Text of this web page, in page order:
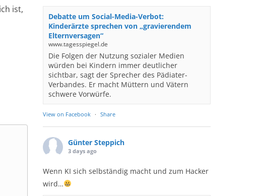
ist,
Debatte um Social-Media-Verbot:
Kinderärzte sprechen von „gravierendem
Elternversagen“
www.tagesspiegel.de
Die Folgen der Nutzung sozialer Medien
würden bei Kindern immer deutlicher
sichtbar, sagt der Sprecher des Pädiater-
Verbandes. Er macht Müttern und Vätern
schwere Vorwürfe.
View on Facebook · Share
Günter Steppich
3 days ago
Wenn KI sich selbständig macht und zum Hacker
wird…